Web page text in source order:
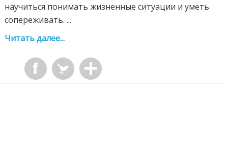
научиться понимать жизненные ситуации и уметь
сопереживать. ...
Читать далее...